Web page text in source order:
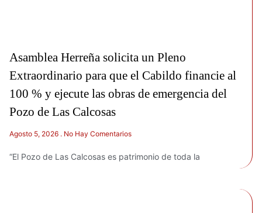
Asamblea Herreña solicita un Pleno
Extraordinario para que el Cabildo financie al
100 % y ejecute las obras de emergencia del
Pozo de Las Calcosas
Agosto 5, 2026 No Hay Comentarios
“El Pozo de Las Calcosas es patrimonio de toda la